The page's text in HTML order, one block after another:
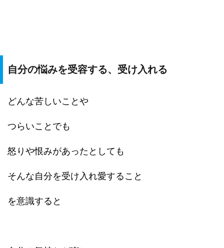
自分の悩みを受容する、受け入れる
どんな苦しいことや
つらいことでも
怒りや恨みがあったとしても
そんな自分を受け入れ愛すること
を意識すると